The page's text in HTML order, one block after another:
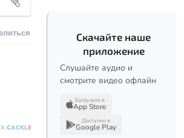
CACKLE
Скачайте наше
приложение
Слушайте аудио и
смотрите видео офлайн
Загрузите в
App Store
Доступно в
Google Play